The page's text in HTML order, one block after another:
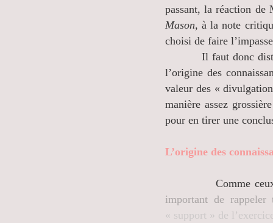
passant, la réaction
Mason, à la note
choisi de faire
Il faut donc
l’origine des
valeur des «
manière assez
pour en tirer une
L’origine des
Comme
important de rappeler
« support » de